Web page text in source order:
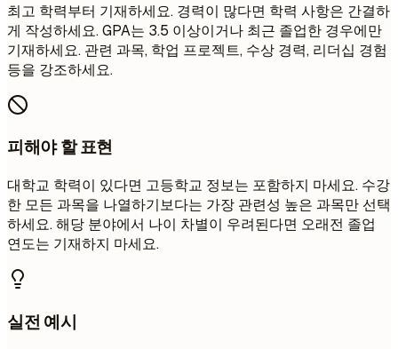
최고 학력부터 기재하세요. 경력이 많다면 학력 사항은 간결하
게 작성하세요. GPA는 3.5 이상이거나 최근 졸업한 경우에만
기재하세요. 관련 과목, 학업 프로젝트, 수상 경력, 리더십 경험
등을 강조하세요.
피해야 할 표현
대학교 학력이 있다면 고등학교 정보는 포함하지 마세요. 수강
한 모든 과목을 나열하기보다는 가장 관련성 높은 과목만 선택
하세요. 해당 분야에서 나이 차별이 우려된다면 오래전 졸업
연도는 기재하지 마세요.
실전 예시